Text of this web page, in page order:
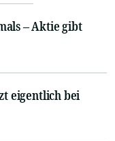
– Aktie gibt
eigentlich bei